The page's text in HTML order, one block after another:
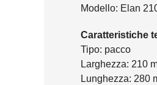
Modello: Elan
Caratteristiche
Tipo: pacco
Larghezza: 210
Lunghezza: 280